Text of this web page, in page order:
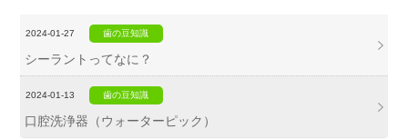
2024-01-27 歯の豆知識
シーラントってなに？
2024-01-13 歯の豆知識
口腔洗浄器（ウォーターピック）